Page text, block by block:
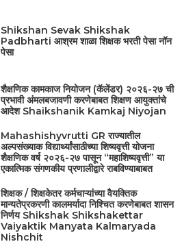
Shikshan Sevak Shikshak
Padbharti आश्रम शाळा शिक्षक भरती पेसा नॉन
पेसा
शैक्षणिक कामकाज नियोजन (कॅलेंडर) २०२६-२७ ची
प्रभावी अंमलबजावणी करणेबाबत शिक्षण आयुक्तांचे
आदेश Shaikshanik Kamkaj Niyojan
Mahashishyvrutti GR राज्यातील
अल्पसंख्याक विद्यार्थ्यांसाठीच्या शिष्यवृत्ती योजना
शैक्षणिक वर्ष २०२६-२७ पासून “महाशिष्यवृत्ती” या
एकात्मिक संगणकीय प्रणालीद्वारे राबविण्याबाबत
शिक्षक / शिक्षकेतर कर्मचाऱ्यांच्या वैयक्तिक
मान्यतेप्रकरणी कालमर्यादा निश्चित करणेबाबत शासन
निर्णय Shikshak Shikshakettar
Vaiyaktik Manyata Kalmaryada
Nishchit